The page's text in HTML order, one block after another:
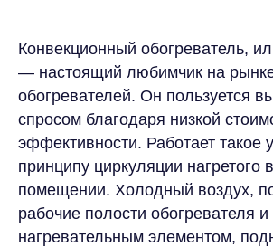
Конвекционный обогреватель,
— настоящий любимчик на
обогревателей. Он пользуется
спросом благодаря низкой
эффективности. Работает такое
принципу циркуляции нагретого
помещении. Холодный воздух,
рабочие полости обогревателя и
нагревательным элементом,